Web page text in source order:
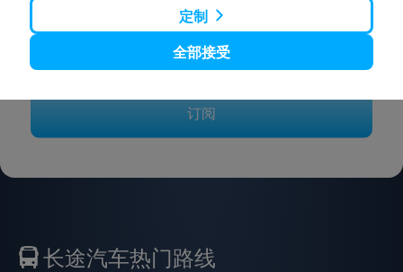
惠。 订阅接收新消息，和我们一起旅行更便宜！
订阅
长途汽车热门路线
定制
全部接受